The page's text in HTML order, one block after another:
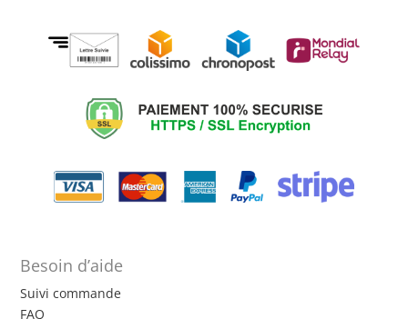
Besoin d’aide
Suivi commande
FAQ